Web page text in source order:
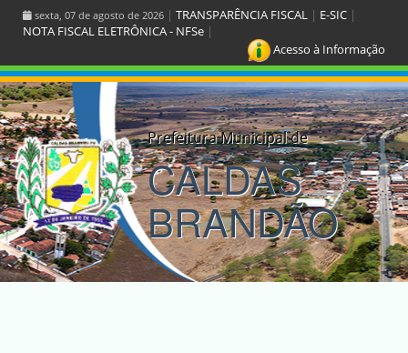
sexta, 07 de agosto de 2026 | TRANSPARÊNCIA FISCAL | E-SIC |
NOTA FISCAL ELETRÔNICA - NFSe |
Acesso à Informação
Prefeitura Municipal de
CALDAS
BRANDÃO